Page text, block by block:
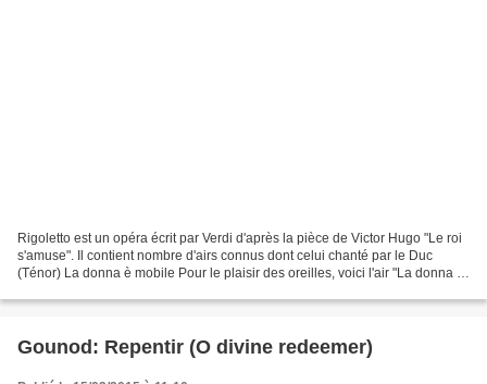
Rigoletto est un opéra écrit par Verdi d'après la pièce de Victor Hugo "Le roi
s'amuse". Il contient nombre d'airs connus dont celui chanté par le Duc
(Ténor) La donna è mobile Pour le plaisir des oreilles, voici l'air "La donna è
Gounod: Repentir (O divine redeemer)